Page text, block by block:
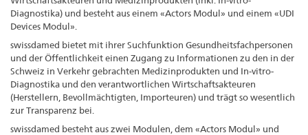
Diagnostika) und besteht aus einem «Actors Modul» und einem «UDI
Devices Modul».
swissdamed bietet mit ihrer Suchfunktion Gesundheitsfachpersonen
und der Öffentlichkeit einen Zugang zu Informationen zu den in der
Schweiz in Verkehr gebrachten Medizinprodukten und In-vitro-
Diagnostika und den verantwortlichen Wirtschaftsakteuren
(Herstellern, Bevollmächtigten, Importeuren) und trägt so wesentlich
zur Transparenz bei.
swissdamed besteht aus zwei Modulen, dem «Actors Modul» und